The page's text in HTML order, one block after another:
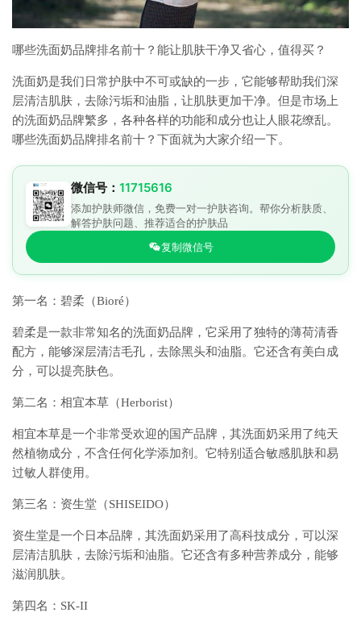
哪些洗面奶品牌排名前十？能让肌肤干净又省心，值得买？
洗面奶是我们日常护肤中不可或缺的一步，它能够帮助我们深
层清洁肌肤，去除污垢和油脂，让肌肤更加干净。但是市场上
的洗面奶品牌繁多，各种各样的功能和成分也让人眼花缭乱。
哪些洗面奶品牌排名前十？下面就为大家介绍一下。
微信号： 11715616
添加护肤师微信，免费一对一护肤咨询。帮你分析肤质、
解答护肤问题、推荐适合的护肤品
复制微信号
第一名：碧柔（Bioré）
碧柔是一款非常知名的洗面奶品牌，它采用了独特的薄荷清香
配方，能够深层清洁毛孔，去除黑头和油脂。它还含有美白成
分，可以提亮肤色。
第二名：相宜本草（Herborist）
相宜本草是一个非常受欢迎的国产品牌，其洗面奶采用了纯天
然植物成分，不含任何化学添加剂。它特别适合敏感肌肤和易
过敏人群使用。
第三名：资生堂（SHISEIDO）
资生堂是一个日本品牌，其洗面奶采用了高科技成分，可以深
层清洁肌肤，去除污垢和油脂。它还含有多种营养成分，能够
滋润肌肤。
第四名：SK-II